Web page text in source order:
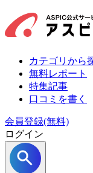
カテゴリから
無料レポート
特集記事
口コミを書く
会員登録(無料)
ログイン